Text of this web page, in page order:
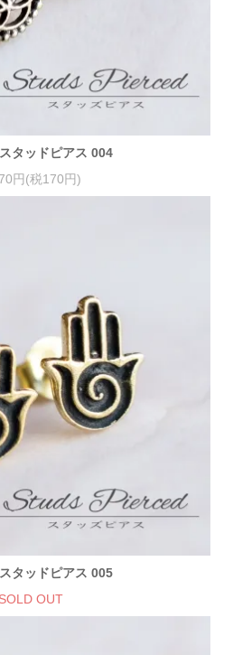
タッドピアス 004
円(税170円)
タッドピアス 005
SOLD OUT